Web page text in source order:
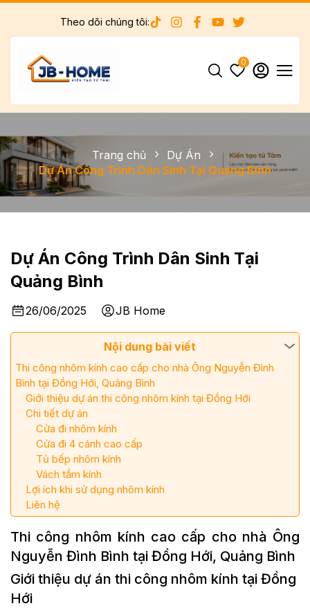
Theo dõi chúng tôi:
0
Trang chủ
Dự Án
Dự Án Công Trình Dân Sinh Tại Quảng Bình
Dự Án Công Trình Dân Sinh Tại
Quảng Bình
26/06/2025 JB Home
Nội dung bài viết
Thi công nhôm kính cao cấp cho nhà Ông Nguyễn Đình
Bình tại Đồng Hới, Quảng Bình
Giới thiệu dự án thi công nhôm kính tại Đồng Hới
Chi tiết dự án
Cửa đi nhôm kính
Cửa đi 4 cánh cao cấp
Tủ bếp nhôm kính
Vách tắm kính
Lợi ích khi sử dụng nhôm kính
Liên hệ
Thi công nhôm kính cao cấp cho nhà Ông
Nguyễn Đình Bình tại Đồng Hới, Quảng Bình
Giới thiệu dự án thi công nhôm kính tại Đồng
Hới